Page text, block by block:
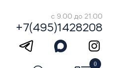
с 9.00 до 21.00
+7(495)1428208
0